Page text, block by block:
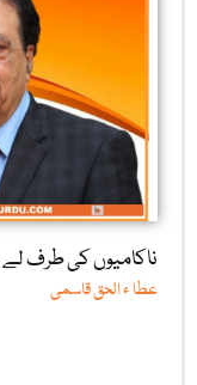
ناکامیوں کی طرف لے
عطا ء الحق قاسمی